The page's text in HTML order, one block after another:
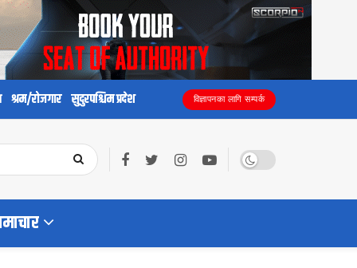
श्रम/रोजगार सुदुरपश्चिम प्रदेश विज्ञापनका लागि सम्पर्क